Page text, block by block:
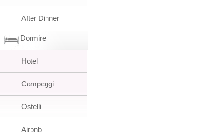
After Dinner
Dormire
Hotel
Campeggi
Ostelli
Airbnb